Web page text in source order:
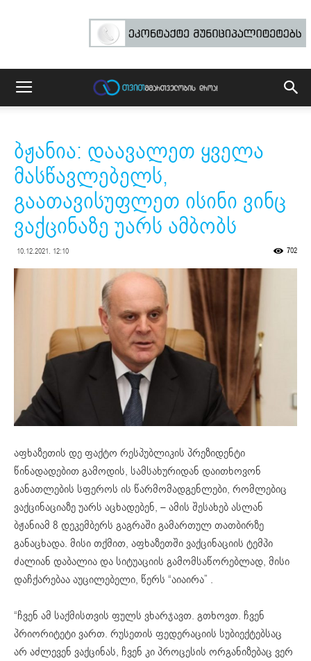
ბჟანია: დაავალეთ ყველა
მასწავლებელს,
გაათავისუფლეთ ისინი ვინც
ვაქცინაზე უარს ამბობს
10.12.2021. 12:10 702
აფხაზეთის დე ფაქტო რესპუბლიკის პრეზიდენტი
წინადადებით გამოდის, სამსახურიდან დაითხოვონ
განათლების სფეროს ის წარმომადგენლები, რომლებიც
ვაქცინაციაზე უარს აცხადებენ, – ამის შესახებ ასლან
ბჟანიამ 8 დეკემბერს გაგრაში გამართულ თათბირზე
განაცხადა. მისი თქმით, აფხაზეთში ვაქცინაციის ტემპი
ძალიან დაბალია და სიტუაციის გამომსაწორებლად, მისი
დაჩქარებაა აუცილებელი, წერს “აიაირა” .
“ჩვენ ამ საქმისთვის ფულს ვხარჯავთ. გთხოვთ. ჩვენ
პრიორიტეტი ვართ. რუსეთის ფედერაციის სუბიექტებსაც
არ აძლევენ ვაქცინას, ჩვენ კი პროცესის ორგანიზებაც ვერ